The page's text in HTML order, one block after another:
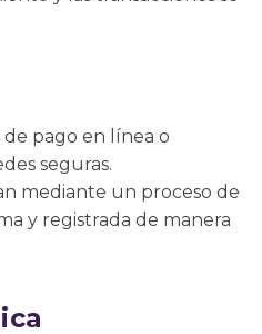
de pago en línea o
seguras.
mediante un proceso de
y registrada de manera